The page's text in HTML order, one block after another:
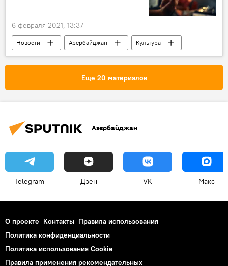
6 февраля 2021, 13:37
Новости Азербайджан
Культура
ЖИЗНЬ
музыканты
конкурс
Еще 20 материалов
Азербайджан
Telegram Дзен VK Макс
О проекте Контакты Правила использования
Политика конфиденциальности
Политика использования Cookie
Правила применения рекомендательных